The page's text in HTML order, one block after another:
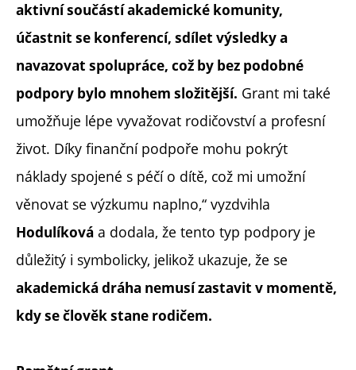
aktivní součástí akademické komunity,
účastnit se konferencí, sdílet výsledky a
navazovat spolupráce, což by bez podobné
podpory bylo mnohem složitější. Grant mi také
umožňuje lépe vyvažovat rodičovství a profesní
život. Díky finanční podpoře mohu pokrýt
náklady spojené s péčí o dítě, což mi umožní
věnovat se výzkumu naplno,“ vyzdvihla
Hodulíková a dodala, že tento typ podpory je
důležitý i symbolicky, jelikož ukazuje, že se
akademická dráha nemusí zastavit v momentě,
kdy se člověk stane rodičem.